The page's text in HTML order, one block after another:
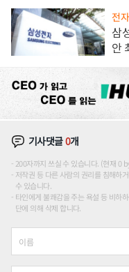
전
삼
안
기사댓글0개
200자까지 쓰실 수 있습니다. (현재 0
저작권 등 다른 사람의 권리를 침해하
수 있습니다.
타인에게 불쾌감을 주는 욕설 등 비하
단에 의해 삭제 합니다.